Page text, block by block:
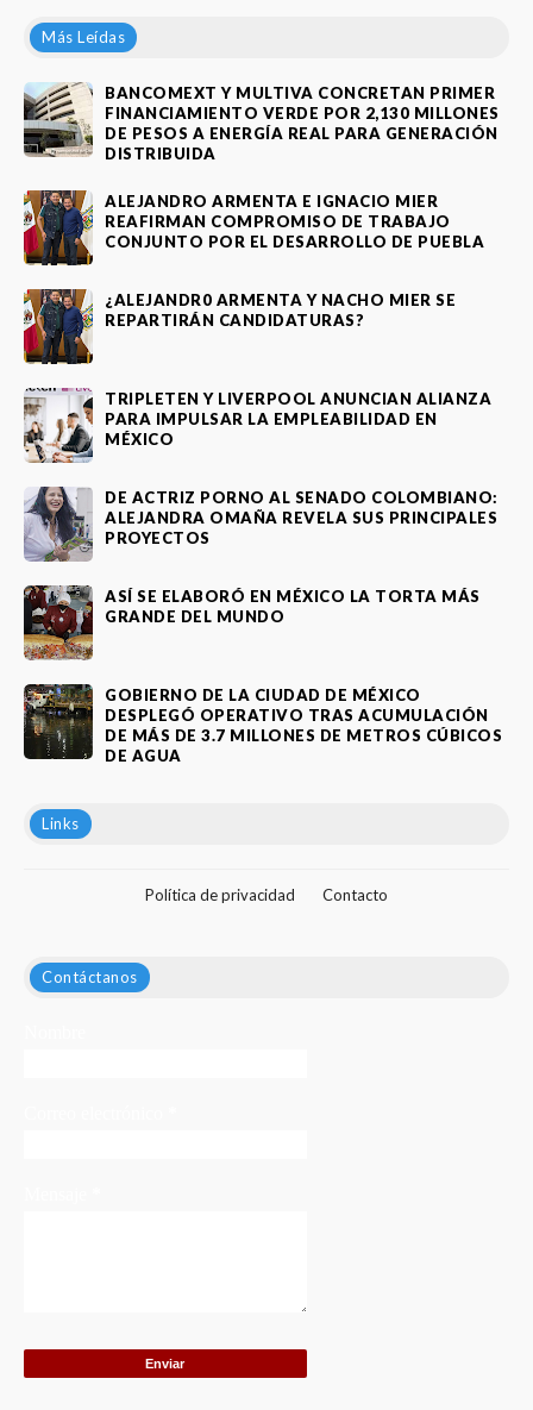
Más Leídas
BANCOMEXT Y MULTIVA CONCRETAN PRIMER
FINANCIAMIENTO VERDE POR 2,130 MILLONES
DE PESOS A ENERGÍA REAL PARA GENERACIÓN
DISTRIBUIDA
ALEJANDRO ARMENTA E IGNACIO MIER
REAFIRMAN COMPROMISO DE TRABAJO
CONJUNTO POR EL DESARROLLO DE PUEBLA
¿ALEJANDR0 ARMENTA Y NACHO MIER SE
REPARTIRÁN CANDIDATURAS?
TRIPLETEN Y LIVERPOOL ANUNCIAN ALIANZA
PARA IMPULSAR LA EMPLEABILIDAD EN
MÉXICO
DE ACTRIZ PORNO AL SENADO COLOMBIANO:
ALEJANDRA OMAÑA REVELA SUS PRINCIPALES
PROYECTOS
ASÍ SE ELABORÓ EN MÉXICO LA TORTA MÁS
GRANDE DEL MUNDO
GOBIERNO DE LA CIUDAD DE MÉXICO
DESPLEGÓ OPERATIVO TRAS ACUMULACIÓN
DE MÁS DE 3.7 MILLONES DE METROS CÚBICOS
DE AGUA
Links
Política de privacidad Contacto
Contáctanos